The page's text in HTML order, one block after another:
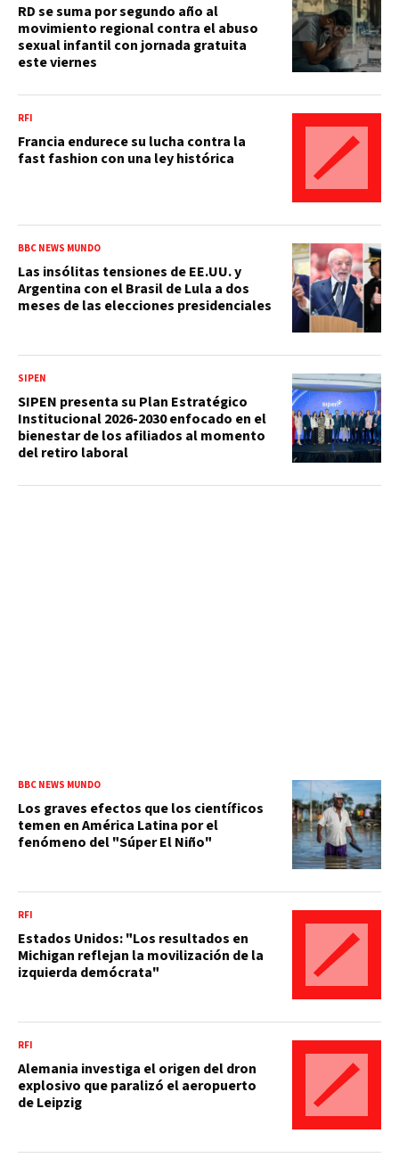
RD se suma por segundo año al
movimiento regional contra el abuso
sexual infantil con jornada gratuita
este viernes
RFI
Francia endurece su lucha contra la
fast fashion con una ley histórica
BBC NEWS MUNDO
Las insólitas tensiones de EE.UU. y
Argentina con el Brasil de Lula a dos
meses de las elecciones presidenciales
SIPEN
SIPEN presenta su Plan Estratégico
Institucional 2026-2030 enfocado en el
bienestar de los afiliados al momento
del retiro laboral
BBC NEWS MUNDO
Los graves efectos que los científicos
temen en América Latina por el
fenómeno del "Súper El Niño"
RFI
Estados Unidos: "Los resultados en
Michigan reflejan la movilización de la
izquierda demócrata"
RFI
Alemania investiga el origen del dron
explosivo que paralizó el aeropuerto
de Leipzig